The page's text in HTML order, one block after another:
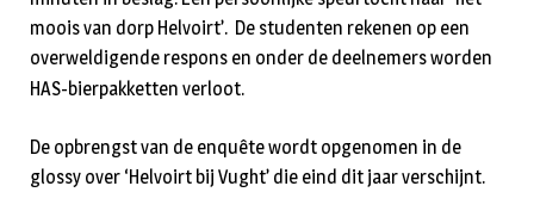
moois van dorp Helvoirt’. De studenten rekenen op een
overweldigende respons en onder de deelnemers worden
HAS-bierpakketten verloot.
De opbrengst van de enquête wordt opgenomen in de
glossy over ‘Helvoirt bij Vught’ die eind dit jaar verschijnt.